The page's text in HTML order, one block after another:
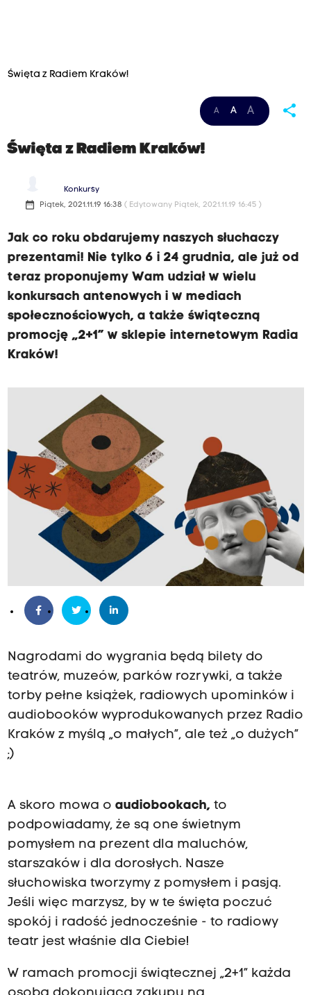
Święta z Radiem Kraków!
A A A share
Święta z Radiem Kraków!
Konkursy
date_range Piątek, 2021.11.19 16:38 ( Edytowany Piątek, 2021.11.19 16:45 )
Jak co roku obdarujemy naszych słuchaczy
prezentami! Nie tylko 6 i 24 grudnia, ale już od
teraz proponujemy Wam udział w wielu
konkursach antenowych i w mediach
społecznościowych, a także świąteczną
promocję „2+1” w sklepie internetowym Radia
Kraków!
Nagrodami do wygrania będą bilety do
teatrów, muzeów, parków rozrywki, a także
torby pełne książek, radiowych upominków i
audiobooków wyprodukowanych przez Radio
Kraków z myślą „o małych”, ale też „o dużych”
;)
A skoro mowa o audiobookach, to
podpowiadamy, że są one świetnym
pomysłem na prezent dla maluchów,
starszaków i dla dorosłych. Nasze
słuchowiska tworzymy z pomysłem i pasją.
Jeśli więc marzysz, by w te święta poczuć
spokój i radość jednocześnie - to radiowy
teatr jest właśnie dla Ciebie!
W ramach promocji świątecznej „2+1” każda